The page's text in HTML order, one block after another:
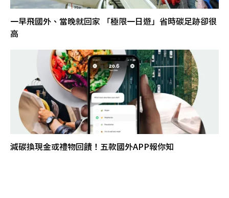
一早飛國外、當晚就回家 「極限一日遊」省時碳足跡卻很
高
減碳換現金或禮物回饋！五款國外APP報你知